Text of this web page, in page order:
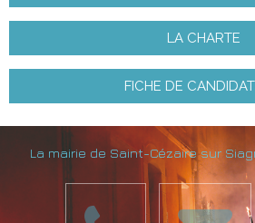
LA CHARTE
FICHE DE
La mairie de Saint-Cézaire sur